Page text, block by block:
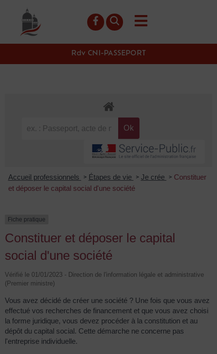
principal
Rdv CNI-PASSEPORT
Accueil professionnels > Étapes de vie > Je crée > Constituer
et déposer le capital social d'une société
Fiche pratique
Constituer et déposer le capital
social d'une société
Vérifié le 01/01/2023 - Direction de l'information légale et administrative
(Premier ministre)
Vous avez décidé de créer une société ? Une fois que vous avez
effectué vos recherches de financement et que vous avez choisi
la forme juridique, vous devez procéder à la constitution et au
dépôt du capital social. Cette démarche ne concerne pas
l'entreprise individuelle.